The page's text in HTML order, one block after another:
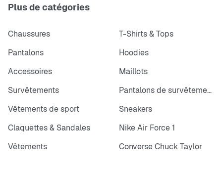
Plus de catégories
Chaussures
T-Shirts & Tops
Pantalons
Hoodies
Accessoires
Maillots
Survêtements
Pantalons de survêtements
Vêtements de sport
Sneakers
Claquettes & Sandales
Nike Air Force 1
Vêtements
Converse Chuck Taylor